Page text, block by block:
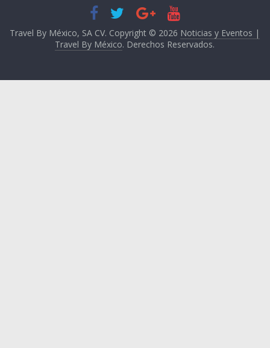
Travel By México, SA CV. Copyright © 2026 Noticias y Eventos |
Travel By México. Derechos Reservados.